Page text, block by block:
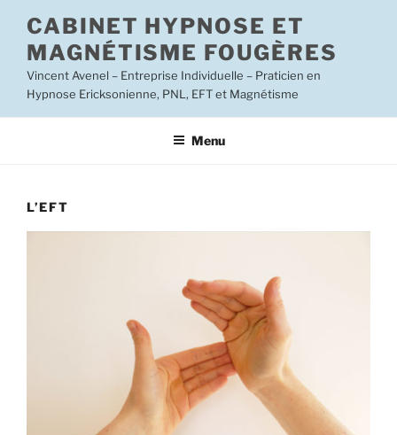
contenu
principal
CABINET HYPNOSE ET
MAGNÉTISME FOUGÈRES
Vincent Avenel – Entreprise Individuelle – Praticien en
Hypnose Ericksonienne, PNL, EFT et Magnétisme
Menu
L’EFT